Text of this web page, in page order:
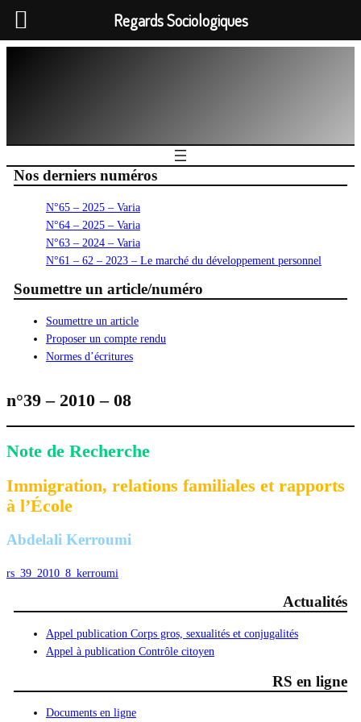
Nos derniers numéros
N°65 – 2025 – Varia
N°64 – 2025 – Varia
N°63 – 2024 – Varia
N°61 – 62 – 2023 – Le marché du développement personnel
Soumettre un article/numéro
Soumettre un article
Proposer un compte rendu
Normes d’écritures
n°39 – 2010 – 08
Note de Recherche
Immigration, relations familiales et rapports
à l’École
Abdelali Kerroumi
rs_39_2010_8_kerroumi
Actualités
Appel publication Corps gros, sexualités et conjugalités
Appel à publication Contrôle citoyen
RS en ligne
Documents en ligne
Regards Sociologiques